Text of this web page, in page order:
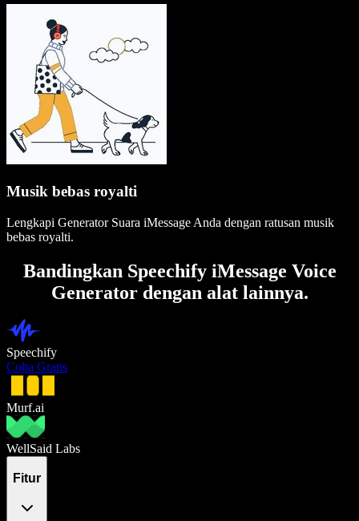
Musik bebas royalti
Lengkapi Generator Suara iMessage Anda dengan ratusan musik
bebas royalti.
Bandingkan Speechify iMessage Voice
Generator dengan alat lainnya.
Speechify
Coba Gratis
Murf.ai
WellSaid Labs
Fitur